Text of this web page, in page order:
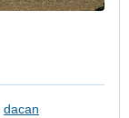
dacan